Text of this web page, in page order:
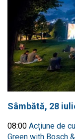
Sâmbătă, 28
08:00 Acțiune de
Green with Bosch